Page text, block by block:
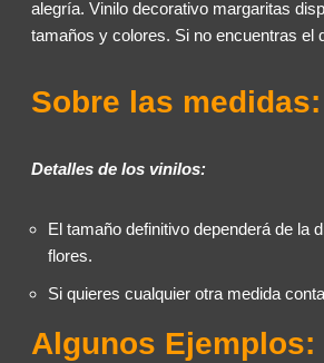
alegría. Vinilo decorativo margaritas
tamaños y colores. Si no encuentras el
Sobre las medidas:
Detalles de los vinilos:
El tamaño definitivo dependerá de la
flores.
Si quieres cualquier otra medida
Algunos Ejemplos: